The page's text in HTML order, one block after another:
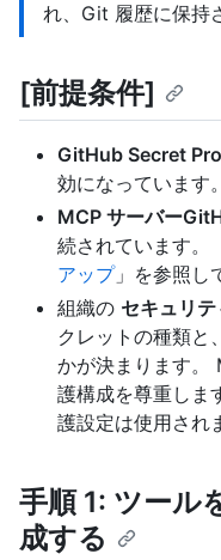
れ、Git 履歴に保持
[前提条件]
GitHub Secret
効になっています。
MCP サーバー
続されています。
アップ」を参照し
組織の セキュリ
クレットの種類と
かが決まります。
護構成を尊重しま
護設定は使用され
手順 1: ツール
成する